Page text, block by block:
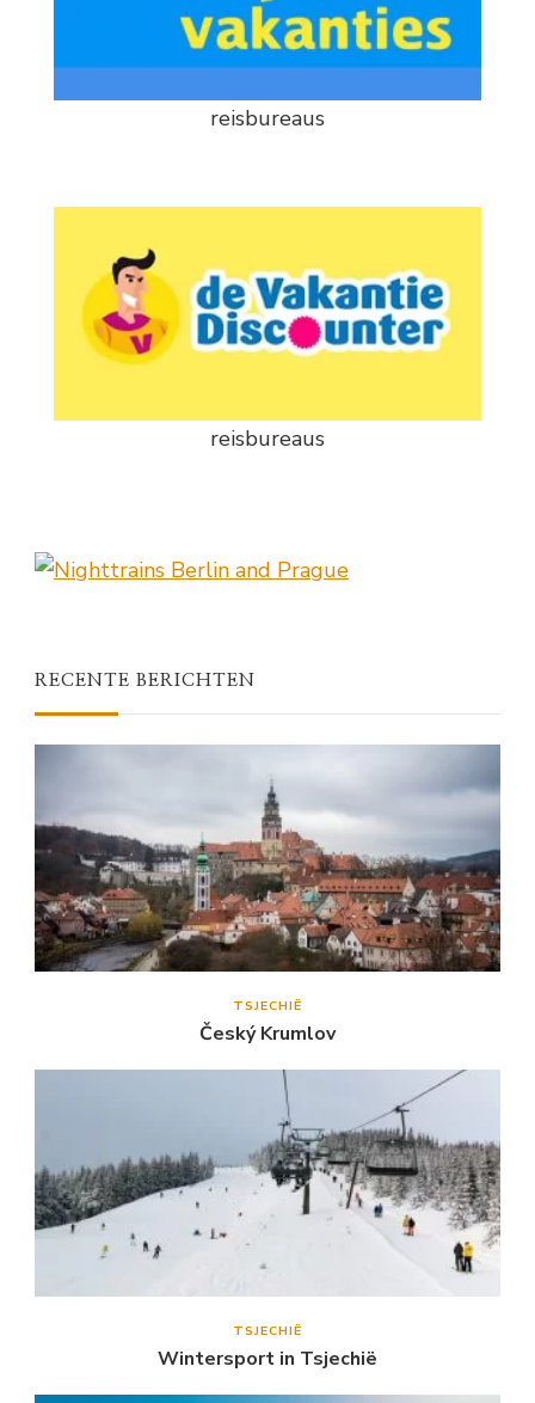
reisbureaus
reisbureaus
RECENTE BERICHTEN
TSJECHIË
Český Krumlov
TSJECHIË
Wintersport in Tsjechië